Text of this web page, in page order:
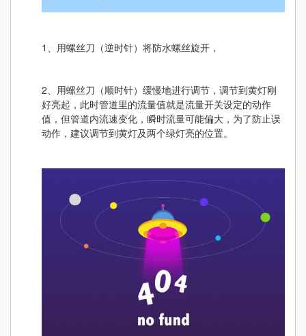
1、用螺丝刀（逆时针）将防水螺丝旋开，
2、用螺丝刀（顺时针）缓慢地进行调节，调节到黄灯刚
好亮起，此时管道里的流量值就是流量开关设定的动作
值，但管道内流速变化，瞬时流量可能偏大，为了防止误
动作，建议调节到黄灯及两个绿灯亮的位置。